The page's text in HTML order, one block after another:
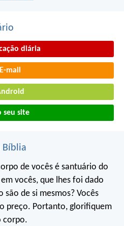
diária
E-mail
seu site
Bíblia
de vocês é santuário do
vocês, que lhes foi dado
são de si mesmos? Vocês
preço. Portanto, glorifiquem
corpo.